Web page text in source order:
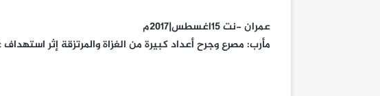
عمران -نت 15اغسطس|2017م
مأرب: مصرع وجرح أعداد كبيرة من الغزاة والمرتزقة إثر